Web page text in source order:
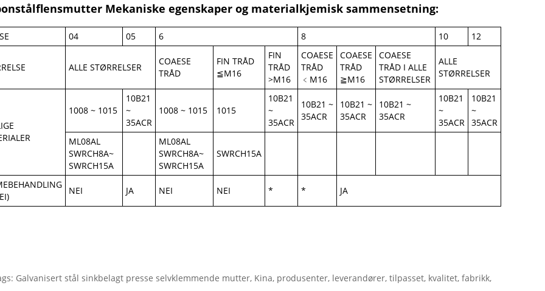
Mekaniske egenskaper og materialkjemisk sammensetning:
04 05 6 8 10 12
ALLE STØRRELSER
COAESE
TRÅD
FIN TRÅD
≦M16
FIN
TRÅD
>M16
COAESE
TRÅD
﹤M16
COAESE
TRÅD
≧M16
COAESE
TRÅD I ALLE
STØRRELSER
ALLE
STØRRELSER
1008 ~ 1015
10B21
~
35ACR
1008 ~ 1015 1015
10B21
~
35ACR
10B21 ~
35ACR
10B21 ~
35ACR
10B21 ~
35ACR
10B21
~
35ACR
10B21
~
35ACR
ML08AL
SWRCH8A~
SWRCH15A
ML08AL
SWRCH8A~
SWRCH15A
SWRCH15A
NEI JA NEI NEI * * JA
Galvanisert stål sinkbelagt presse selvklemmende mutter, Kina, produsenter, leverandører, tilpasset, kvalitet, fabrikk,